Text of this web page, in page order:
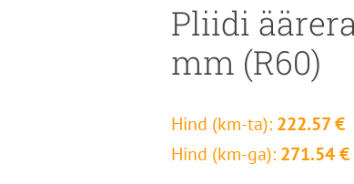
Pliidi
mm (R60)
Hind (km-ta): 222.57 €
Hind (km-ga): 271.54 €